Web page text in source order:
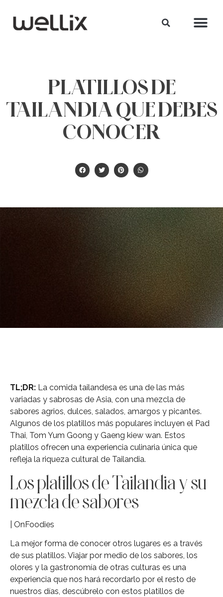
PLATILLOS DE
TAILANDIA QUE DEBES
CONOCER
TL;DR: La comida tailandesa es una de las más
variadas y sabrosas de Asia, con una mezcla de
sabores agrios, dulces, salados, amargos y picantes.
Algunos de los platillos más populares incluyen el Pad
Thai, Tom Yum Goong y Gaeng kiew wan. Estos
platillos ofrecen una experiencia culinaria única que
refleja la riqueza cultural de Tailandia.
Los platillos de Tailandia y su
mezcla de sabores
| OnFoodies
La mejor forma de conocer otros lugares es a través
de sus platillos. Viajar por medio de los sabores, los
olores y la gastronomía de otras culturas es una
experiencia que nos hará recordarlo por el resto de
nuestros días, descúbrelo con estos platillos de